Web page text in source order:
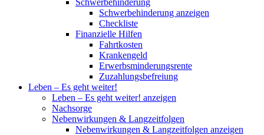
Schwerbehinderung
Schwerbehinderung anzeigen
Checkliste
Finanzielle Hilfen
Fahrtkosten
Krankengeld
Erwerbsminderungsrente
Zuzahlungsbefreiung
Leben – Es geht weiter!
Leben – Es geht weiter! anzeigen
Nachsorge
Nebenwirkungen & Langzeitfolgen
Nebenwirkungen & Langzeitfolgen anzeigen